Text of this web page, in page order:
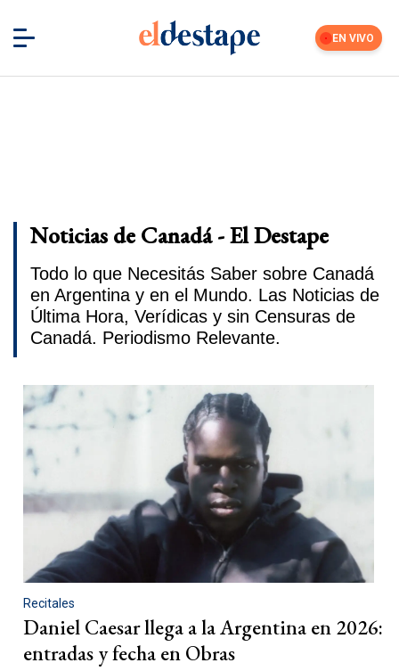
EN VIVO
Noticias de Canadá - El Destape
Todo lo que Necesitás Saber sobre Canadá
en Argentina y en el Mundo. Las Noticias de
Última Hora, Verídicas y sin Censuras de
Canadá. Periodismo Relevante.
Recitales
Daniel Caesar llega a la Argentina en 2026:
entradas y fecha en Obras